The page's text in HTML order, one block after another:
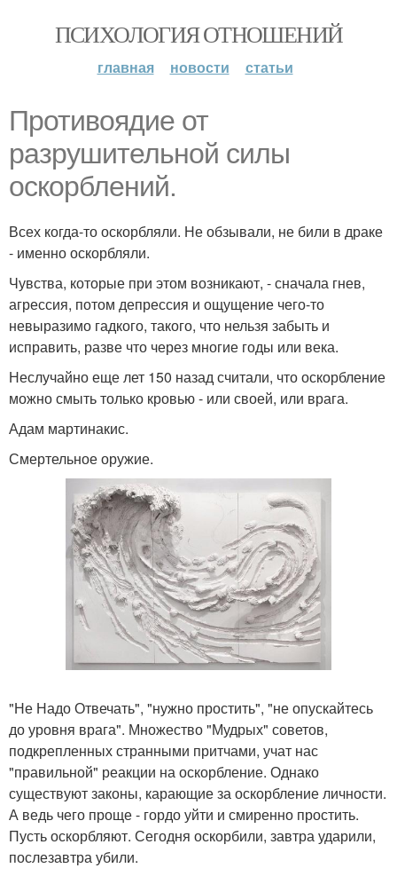
ПСИХОЛОГИЯ ОТНОШЕНИЙ
главная новости статьи
Противоядие от
разрушительной силы
оскорблений.
Всех когда-то оскорбляли. Не обзывали, не били в драке
- именно оскорбляли.
Чувства, которые при этом возникают, - сначала гнев,
агрессия, потом депрессия и ощущение чего-то
невыразимо гадкого, такого, что нельзя забыть и
исправить, разве что через многие годы или века.
Неслучайно еще лет 150 назад считали, что оскорбление
можно смыть только кровью - или своей, или врага.
Адам мартинакис.
Смертельное оружие.
"Не Надо Отвечать", "нужно простить", "не опускайтесь
до уровня врага". Множество "Мудрых" советов,
подкрепленных странными притчами, учат нас
"правильной" реакции на оскорбление. Однако
существуют законы, карающие за оскорбление личности.
А ведь чего проще - гордо уйти и смиренно простить.
Пусть оскорбляют. Сегодня оскорбили, завтра ударили,
послезавтра убили.